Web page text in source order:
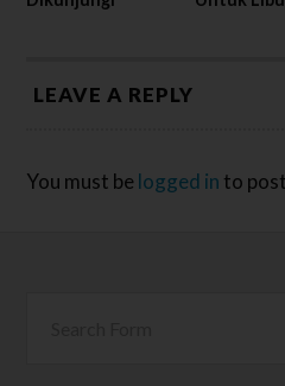
LEAVE A REPLY
You must be logged in to